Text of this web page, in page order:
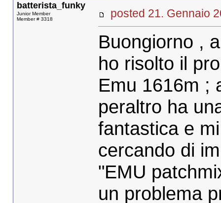
batterista_funky
Junior Member
Member # 3318
posted 21.
Buongiorno ,
ho risolto il
Emu 1616m ;
peraltro ha
fantastica e
cercando di
"EMU
un problema